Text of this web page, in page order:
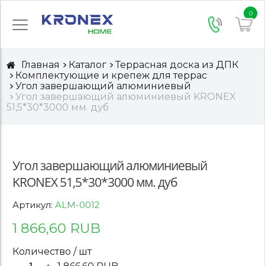
0
Главная Каталог
Террасная доска из ДПК
Комплектующие и крепеж для террас
Угол завершающий алюминиевый
Угол завершающий алюминиевый KRONEX
51,5*30*3000 мм. дуб
Угол завершающий алюминиевый
KRONEX 51,5*30*3000 мм. дуб
Артикул: ALM-0012
1 866,60 RUB
Количество / шт